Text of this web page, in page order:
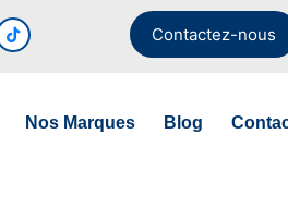
Contactez-nous
Nos Marques Blog